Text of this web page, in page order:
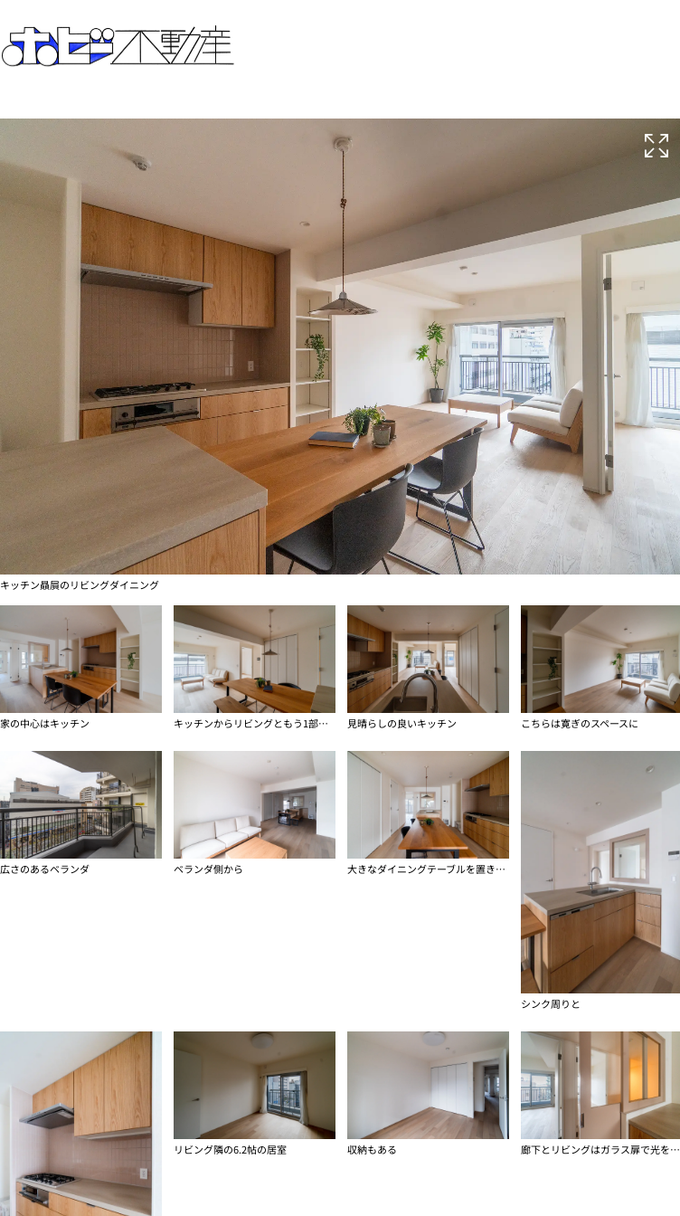
キッチン贔屓のリビングダイニング
家の中心はキッチン キッチンからリビングともう1部屋へ 見晴らしの良いキッチン こちらは寛ぎのスペースに
広さのあるベランダ ベランダ側から 大きなダイニングテーブルを置きたい
シンク周りと
リビング隣の6.2帖の居室 収納もある 廊下とリビングはガラス扉で光を通す